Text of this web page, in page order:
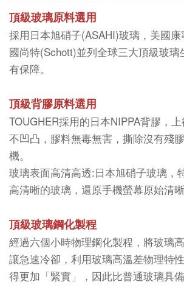
頂級玻璃原料選用
採用日本旭硝子(ASAHI)玻璃，美國
國尚特(Schott)並列全球三大頂級玻璃
有保障。
頂級背膠原料選用
TOUGHER採用的日本NIPPA背膠，
不凹凸，膠料無毒無害，撕除沒有殘
機。
玻璃表面高清高透:日本旭硝子玻璃，
高清晰的玻璃，還原手機螢幕原始清晰
頂級玻璃鋼化製程
經過六個小時物理鋼化製程，將玻璃
讓急速冷卻，利用玻璃高溫差物理特
得更加「緊實」，因此比普通玻璃具備